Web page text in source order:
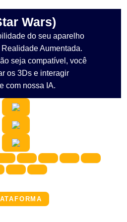
Wars)
do seu aparelho
Aumentada.
seja compatível, você
os 3Ds e interagir
com nossa IA.